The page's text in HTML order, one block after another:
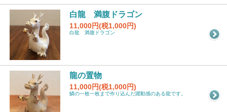
白龍 満腹ドラゴン
11,000円(税1,000円)
白龍 満腹ドラゴン
龍の置物
11,000円(税1,000円)
鱗の一枚一枚まで作り込んだ躍動感のある龍です。